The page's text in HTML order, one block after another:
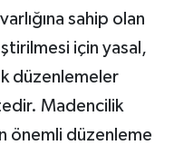
sahip olan
için yasal,
düzenlemeler
Madencilik
önemli düzenleme